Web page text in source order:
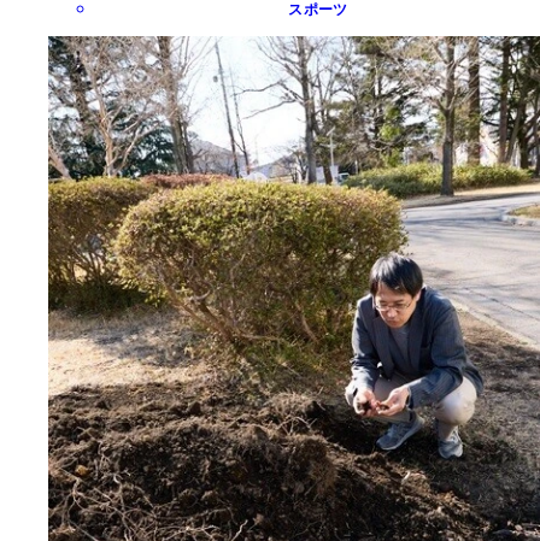
スポーツ